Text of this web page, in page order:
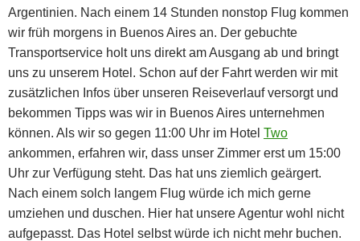
Argentinien. Nach einem 14 Stunden nonstop Flug kommen
wir früh morgens in Buenos Aires an. Der gebuchte
Transportservice holt uns direkt am Ausgang ab und bringt
uns zu unserem Hotel. Schon auf der Fahrt werden wir mit
zusätzlichen Infos über unseren Reiseverlauf versorgt und
bekommen Tipps was wir in Buenos Aires unternehmen
können. Als wir so gegen 11:00 Uhr im Hotel Two
ankommen, erfahren wir, dass unser Zimmer erst um 15:00
Uhr zur Verfügung steht. Das hat uns ziemlich geärgert.
Nach einem solch langem Flug würde ich mich gerne
umziehen und duschen. Hier hat unsere Agentur wohl nicht
aufgepasst. Das Hotel selbst würde ich nicht mehr buchen.